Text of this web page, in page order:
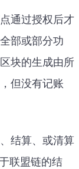
通过授权后才
部或部分功
块的生成由所
但没有记账
结算、或清算
联盟链的结